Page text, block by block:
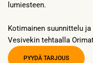
lumiesteen.
Kotimainen suunnittelu
Vesivekin tehtaalla
PYYDÄ TARJOUS